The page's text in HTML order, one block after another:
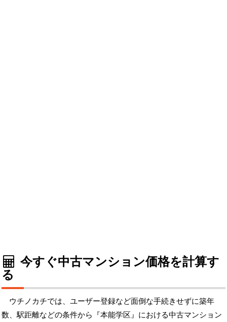
今すぐ中古マンション価格を計算す
る
ウチノカチでは、ユーザー登録など面倒な手続きせずに築年
数、駅距離などの条件から『本能学区』における中古マンション